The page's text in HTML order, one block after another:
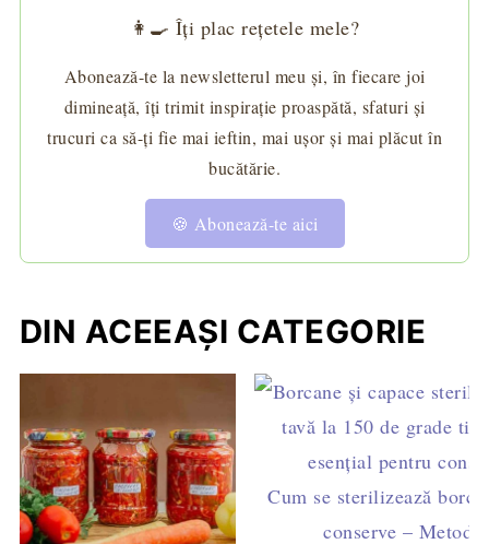
👩‍🍳 Îți plac rețetele mele?
Abonează-te la newsletterul meu și, în fiecare joi
dimineață, îți trimit inspirație proaspătă, sfaturi și
trucuri ca să-ți fie mai ieftin, mai ușor și mai plăcut în
bucătărie.
🍪 Abonează-te aici
DIN ACEEAȘI CATEGORIE
Cum se sterilizează
conserve –